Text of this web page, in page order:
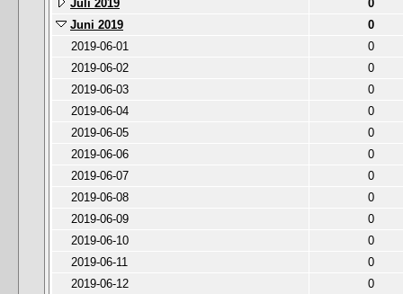
Juli 2019
0
Juni 2019
0
2019-06-01
0
2019-06-02
0
2019-06-03
0
2019-06-04
0
2019-06-05
0
2019-06-06
0
2019-06-07
0
2019-06-08
0
2019-06-09
0
2019-06-10
0
2019-06-11
0
2019-06-12
0